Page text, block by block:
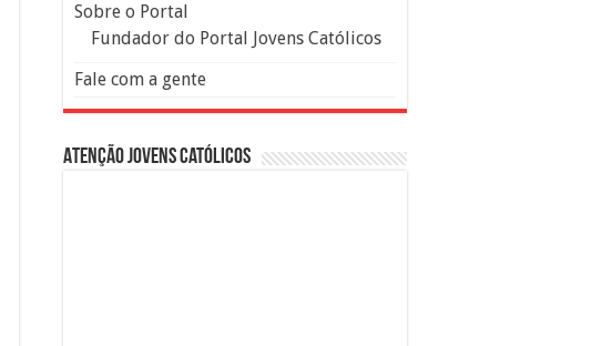
Sobre o Portal
Fundador do Portal Jovens Católicos
Fale com a gente
Atenção Jovens Católicos